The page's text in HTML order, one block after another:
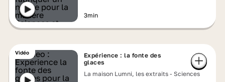
3min
Vidéo
Expérience : la fonte des
glaces
La maison Lumni, les extraits - Sciences